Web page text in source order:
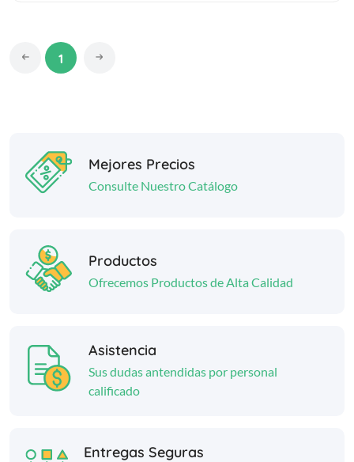
1
Mejores Precios
Consulte Nuestro Catálogo
Productos
Ofrecemos Productos de Alta Calidad
Asistencia
Sus dudas antendidas por personal
calificado
Entregas Seguras